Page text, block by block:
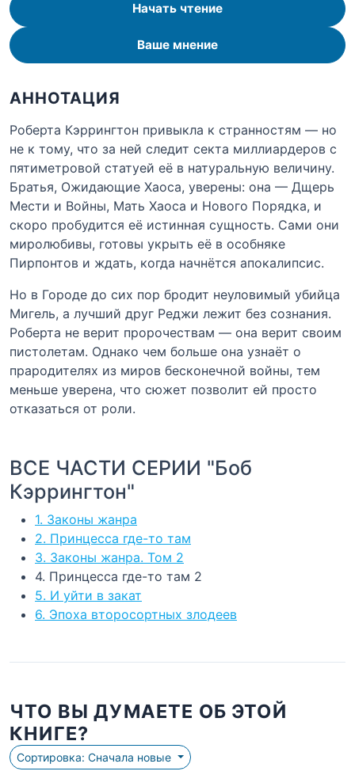
Начать чтение
Ваше мнение
АННОТАЦИЯ
Роберта Кэррингтон привыкла к странностям — но
не к тому, что за ней следит секта миллиардеров с
пятиметровой статуей её в натуральную величину.
Братья, Ожидающие Хаоса, уверены: она — Дщерь
Мести и Войны, Мать Хаоса и Нового Порядка, и
скоро пробудится её истинная сущность. Сами они
миролюбивы, готовы укрыть её в особняке
Пирпонтов и ждать, когда начнётся апокалипсис.
Но в Городе до сих пор бродит неуловимый убийца
Мигель, а лучший друг Реджи лежит без сознания.
Роберта не верит пророчествам — она верит своим
пистолетам. Однако чем больше она узнаёт о
прародителях из миров бесконечной войны, тем
меньше уверена, что сюжет позволит ей просто
отказаться от роли.
ВСЕ ЧАСТИ СЕРИИ "Боб
Кэррингтон"
1. Законы жанра
2. Принцесса где-то там
3. Законы жанра. Том 2
4. Принцесса где-то там 2
5. И уйти в закат
6. Эпоха второсортных злодеев
ЧТО ВЫ ДУМАЕТЕ ОБ ЭТОЙ
КНИГЕ?
Сортировка: Сначала новые